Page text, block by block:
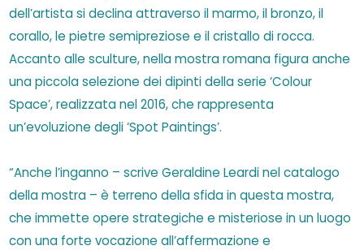
dell’artista si declina attraverso il marmo, il bronzo, il
corallo, le pietre semipreziose e il cristallo di rocca.
Accanto alle sculture, nella mostra romana figura anche
una piccola selezione dei dipinti della serie ‘Colour
Space’, realizzata nel 2016, che rappresenta
un’evoluzione degli ‘Spot Paintings’.
“Anche l’inganno – scrive Geraldine Leardi nel catalogo
della mostra – è terreno della sfida in questa mostra,
che immette opere strategiche e misteriose in un luogo
con una forte vocazione all’affermazione e